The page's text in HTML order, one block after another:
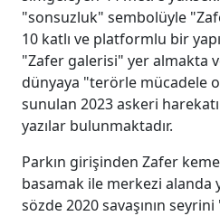
"sonsuzluk" sembolüyle
10 katlı ve platformlu bir
"Zafer galerisi" yer almakta
dünyaya "terörle mücadele
sunulan 2023 askeri
yazılar bulunmaktadır.
Parkın girişinden Zafer
basamak ile merkezi alanda
sözde 2020 savaşının